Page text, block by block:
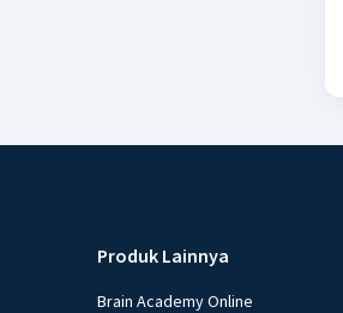
Produk Lainnya
Brain Academy Online